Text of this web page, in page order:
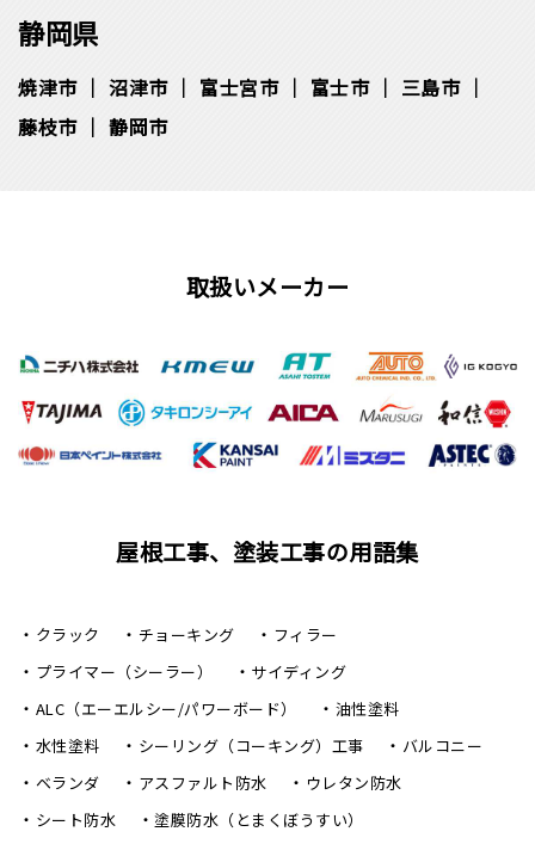
静岡県
焼津市 沼津市 富士宮市 富士市
三島市
藤枝市
静岡市
取扱いメーカー
屋根工事、塗装工事の用語集
クラック チョーキング
フィラー
プライマー（シーラー）
サイディング
ALC（エーエルシー/パワーボード）
油性塗料
水性塗料
シーリング（コーキング）工事
バルコニー
ベランダ
アスファルト防水
ウレタン防水
シート防水
塗膜防水（とまくぼうすい）